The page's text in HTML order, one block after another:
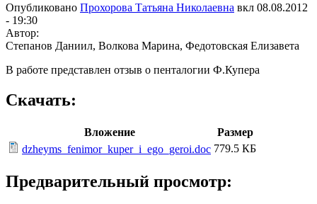
Опубликовано Прохорова Татьяна Николаевна вкл 08.08.2012
- 19:30
Автор:
Степанов Даниил, Волкова Марина, Федотовская Елизавета
В работе представлен отзыв о пенталогии Ф.Купера
Скачать:
Вложение
Размер
dzheyms_fenimor_kuper_i_ego_geroi.doc 779.5 КБ
Предварительный просмотр: